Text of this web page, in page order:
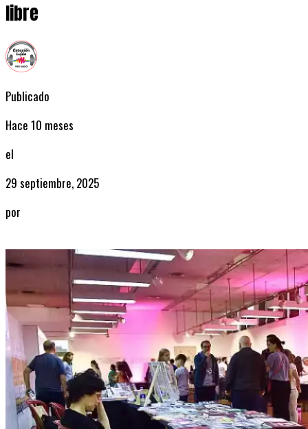
libre
Publicado
Hace 10 meses
el
29 septiembre, 2025
por